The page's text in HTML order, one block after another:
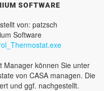
SOFTWARE
von: patzsch
Software
Manager können Sie unter
von CASA managen. Die
und ggf. nachgestellt.